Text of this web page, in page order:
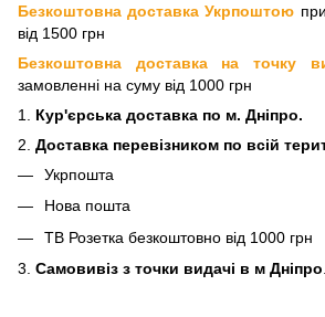
Безкоштовна доставка Укрпоштою
від 1500 грн
Безкоштовна доставка на точку
замовленні на суму від 1000 грн
1. Кур'єрська доставка по м. Дніпро.
2. Доставка перевізником по всій
Укрпошта
Нова пошта
ТВ Розетка безкоштовно від 1000 грн
3. Самовивіз з точки видачі в м Дніпро